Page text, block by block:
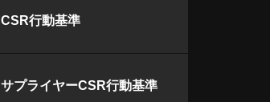
CSR行動基準
サプライヤーCSR行動基準